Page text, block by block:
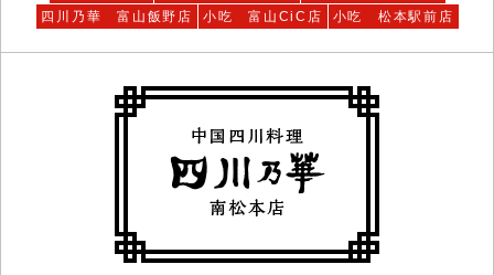
四川乃華 富山飯野店
小吃 富山CiC店 小吃 松本駅前店